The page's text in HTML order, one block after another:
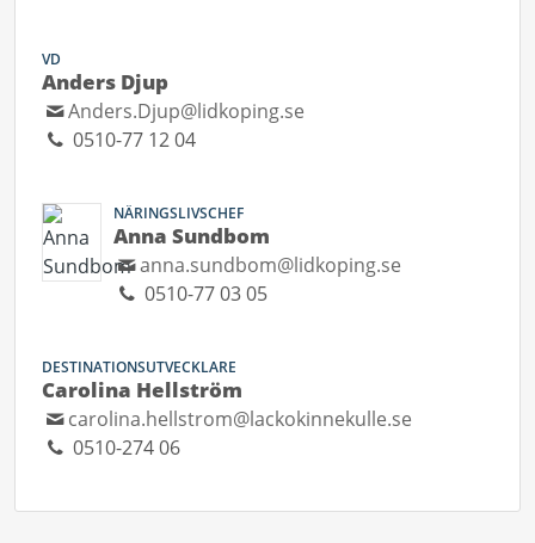
VD
Anders Djup
Anders.Djup@lidkoping.se
0510-77 12 04
NÄRINGSLIVSCHEF
Anna Sundbom
anna.sundbom@lidkoping.se
0510-77 03 05
DESTINATIONSUTVECKLARE
Carolina Hellström
carolina.hellstrom@lackokinnekulle.se
0510-274 06